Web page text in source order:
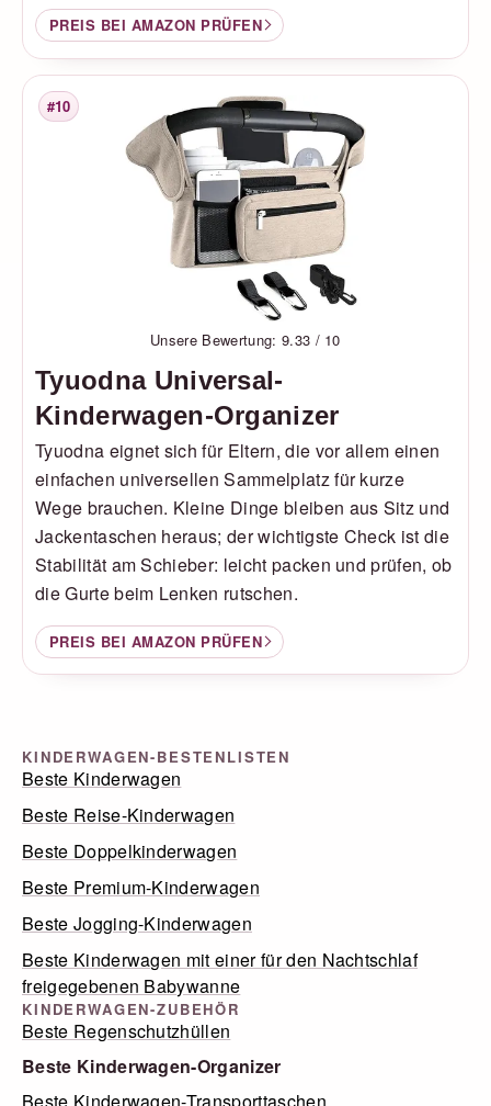
PREIS BEI AMAZON PRÜFEN
Platzierung
#10
Unsere Bewertung: 9.33 / 10
Tyuodna Universal-
Kinderwagen-Organizer
Tyuodna eignet sich für Eltern, die vor allem einen
einfachen universellen Sammelplatz für kurze
Wege brauchen. Kleine Dinge bleiben aus Sitz und
Jackentaschen heraus; der wichtigste Check ist die
Stabilität am Schieber: leicht packen und prüfen, ob
die Gurte beim Lenken rutschen.
PREIS BEI AMAZON PRÜFEN
KINDERWAGEN-BESTENLISTEN
Beste Kinderwagen
Beste Reise-Kinderwagen
Beste Doppelkinderwagen
Beste Premium-Kinderwagen
Beste Jogging-Kinderwagen
Beste Kinderwagen mit einer für den Nachtschlaf
freigegebenen Babywanne
KINDERWAGEN-ZUBEHÖR
Beste Regenschutzhüllen
Beste Kinderwagen-Organizer
Beste Kinderwagen-Transporttaschen